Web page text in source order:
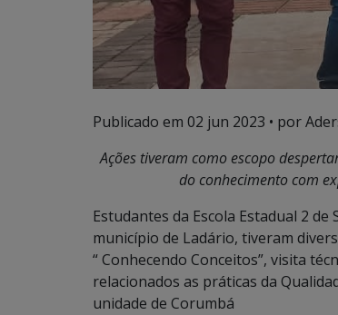
Publicado em 02 jun 2023 • por
Ações tiveram como escopo
do conhecimento com
Estudantes da Escola Estadual 2
município de Ladário, tiveram
“ Conhecendo Conceitos”, visita
relacionados as práticas da
unidade de Corumbá